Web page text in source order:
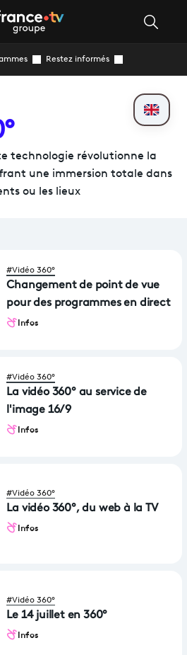
Restez informés
technologie révolutionne la
une immersion totale dans
ou les lieux​
#Vidéo 360°
Changement de point de vue
pour des programmes en direct
Infos
#Vidéo 360°
La vidéo 360° au service de
l'image 16/9
Infos
#Vidéo 360°
La vidéo 360°, du web à la TV
Infos
#Vidéo 360°
Le 14 juillet en 360°
Infos